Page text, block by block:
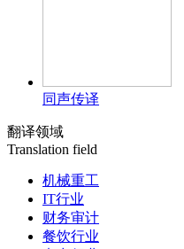
同声传译
翻译领域
Translation field
机械重工
IT行业
财务审计
餐饮行业